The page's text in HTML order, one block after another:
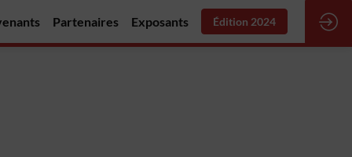
Partenaires Exposants Édition 2024